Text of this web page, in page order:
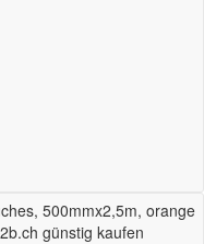
500mmx2,5m, orange
günstig kaufen